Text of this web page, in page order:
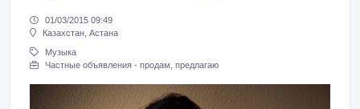
01/03/2015 09:49
Казахстан, Астана
Музыка
Частные объявления - продам, предлагаю